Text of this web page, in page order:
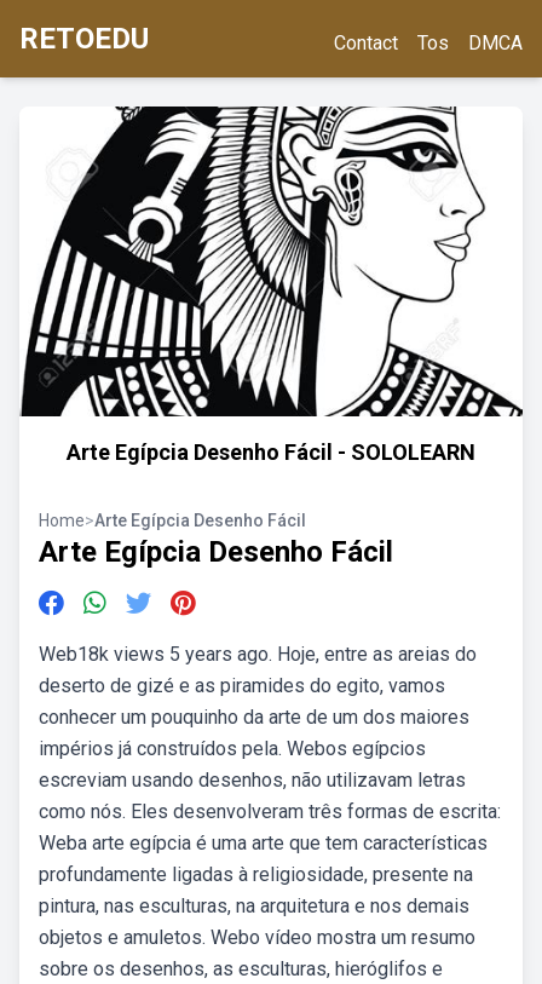
RETOEDU Contact Tos DMCA
Arte Egípcia Desenho Fácil - SOLOLEARN
Home>Arte Egípcia Desenho Fácil
Arte Egípcia Desenho Fácil
Web18k views 5 years ago. Hoje, entre as areias do
deserto de gizé e as piramides do egito, vamos
conhecer um pouquinho da arte de um dos maiores
impérios já construídos pela. Webos egípcios
escreviam usando desenhos, não utilizavam letras
como nós. Eles desenvolveram três formas de escrita:
Weba arte egípcia é uma arte que tem características
profundamente ligadas à religiosidade, presente na
pintura, nas esculturas, na arquitetura e nos demais
objetos e amuletos. Webo vídeo mostra um resumo
sobre os desenhos, as esculturas, hieróglifos e